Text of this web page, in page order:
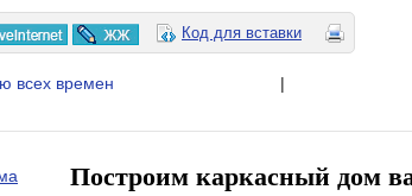
Код для вставки
всех времен |
Построим каркасный дом